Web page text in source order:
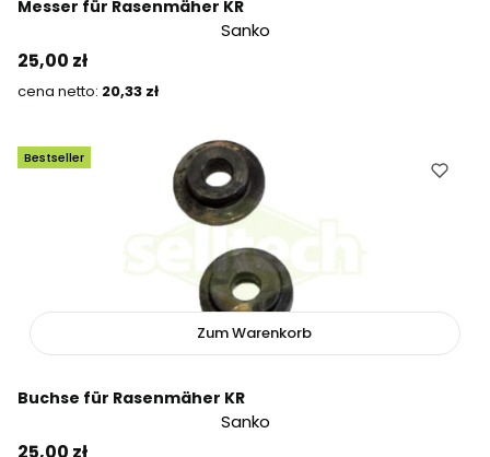
Messer für Rasenmäher KR
Sanko
Preis
25,00 zł
Preis
20,33 zł
Bestseller
Zum Warenkorb
Buchse für Rasenmäher KR
Sanko
Preis